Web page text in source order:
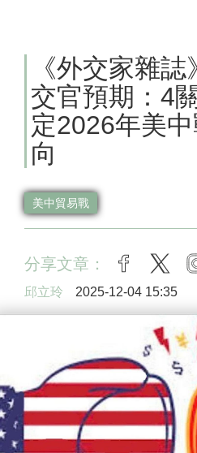
《外交家雜
交官預期：4
定2026年美
向
美中貿易戰
分享文章：
邱立玲 2025-12-04 15:35